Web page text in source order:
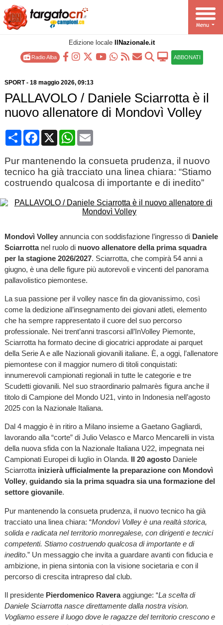
Edizione locale IlNazionale.it
Radio Alba ABBONATI
SPORT- 18 maggio 2026, 09:13
PALLAVOLO / Daniele Sciarrotta è il
nuovo allenatore di Mondovì Volley
CondividiFacebook
X WhatsApp
Email
Pur mantenendo la consueta prudenza, il nuovo
tecnico ha già tracciato una linea chiara: “Stiamo
costruendo qualcosa di importante e di inedito”
Mondovì Volleyannuncia con soddisfazione l’ingresso di Daniele
Sciarrottanel ruolo di nuovo allenatore della prima squadra
per la stagione 2026/2027. Sciarrotta, che compirà 54 anni a
giugno, è una delle figure più autorevoli e vincenti del panorama
pallavolistico piemontese.
La sua passione per il volley nasce fin da giovanissimo, così
come la dedizione all’insegnamento dei giovani atleti, elemento
che ha sempre rappresentato il cuore del suo percorso
professionale. Nei trent’anni trascorsi all’InVolley Piemonte,
Sciarrotta ha formato decine di giocatrici approdate ai parquet
della Serie A e alle Nazionali giovanili italiane. È, a oggi, l’allenatore
piemontese con il maggior numero di titoli conquistati:
innumerevoli campionati regionali in tutte le categorie e tre
Scudetti giovanili. Nel suo straordinario palmarès figura anche il
titolo di Campione del Mondo U21, vinto in Indonesia nell’agosto
2025 con la Nazionale Italiana.
Dal 4 maggio è in ritiro a Milano insieme a Gaetano Gagliardi,
lavorando alla “corte” di Julio Velasco e Marco Mencarelli in vista
della nuova sfida con la Nazionale Italiana U22, impegnata nei
Campionati Europei di luglio in Olanda. Il 20 agostoDaniele
Sciarrottainizierà ufficialmente la preparazione con Mondovì
Volley, guidando sia la prima squadra sia una formazione del
settore giovanile.
Pur mantenendo la consueta prudenza, il nuovo tecnico ha già
tracciato una linea chiara: “Mondovì Volley è una realtà storica,
solida e radicata nel territorio monregalese, con dirigenti e tecnici
competenti. Stiamo costruendo qualcosa di importante e di
inedito.” Un messaggio che invita a guardare avanti con fiducia e
ambizione, in piena sintonia con la visione societaria e con il
percorso di crescita intrapreso dal club.
Il presidente Pierdomenico Raveraaggiunge: “La scelta di
Daniele Sciarrotta nasce direttamente dalla nostra vision.
Vogliamo essere il luogo dove le ragazze del territorio crescono e